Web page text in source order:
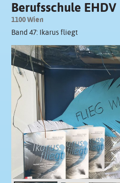
Berufsschule EHDV
1100 Wien
Band 47: Ikarus fliegt